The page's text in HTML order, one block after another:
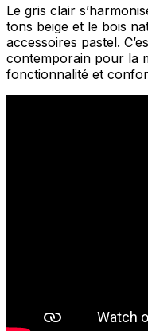
Le gris clair
tons beige et le bois
accessoires pastel.
contemporain pour la
fonctionnalité et